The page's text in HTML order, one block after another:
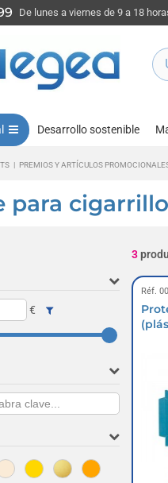
De lunes a viernes de 9 a 18
Desarrollo sostenible
| PREMIOS Y ARTÍCULOS
para
€
3
Réf.